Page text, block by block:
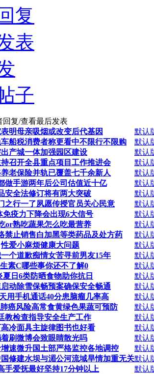
复
表
子
回复/查看最后发表
明母亲吸烟或改变后代基因
默认
船税消费者称更看中不限行不限购
默认
出产城一体加强园区建设
默认
召开全县重点项目工作推进会
默认
老保险并轨已覆盖七千余新人
默认
做手游两年后公司估值近十亿
默认
安全法修订将有两大突破
默认
之行一了夙愿传授官员关心民意
默认
免疫力下降会出现6大信号
默认
or熟吃蔬果怎么吃最营养
默认
禁止销售白加黑等类药品及处方药
默认
性爱小麻烦健康大问题
默认
个道歉痴情女苦寻前男友15年
默认
素C哪些事你还不了解0
默认
夏日6类防晒食物助你抗日
默认
动除雪保畅预案确保安全畅通
默认
用手机通话40分患脑瘤几率高
默认
癌风险高常食黄绿色果蔬可预防
默认
教检查指导安全生产工作
默认
冷面具主旋律图书也好看
默认
刷微博会致眼睛散光吗
默认
速微升国土部严格监控各地调控
默认
修建水坝与湄公河流域旱情加重无关默认
手爱抚最好坚持17分钟以上
默认